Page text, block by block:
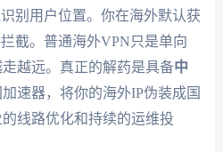
别用户位置。你在海外默认获
截。普通海外VPN只是单向
越远。真正的解药是具备中
速器，将你的海外IP伪装成国
线路优化和持续的运维投